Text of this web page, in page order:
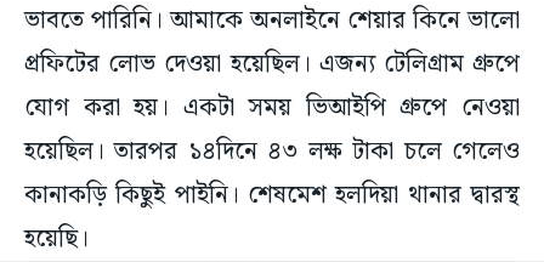
ভাবতে পারিনি। আমাকে অনলাইনে শেয়ার কিনে ভালো
প্রফিটের লোভ দেওয়া হয়েছিল। এজন্য টেলিগ্রাম গ্রুপে
যোগ করা হয়। একটা সময় ভিআইপি গ্রুপে নেওয়া
হয়েছিল। তারপর ১৪দিনে ৪৩ লক্ষ টাকা চলে গেলেও
কানাকড়ি কিছুই পাইনি। শেষমেশ হলদিয়া থানার দ্বারস্থ
হয়েছি।